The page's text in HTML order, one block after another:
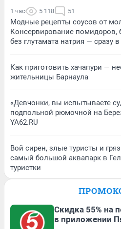
1 час 5 118 51
Модные рецепты соусов от
Консервирование помидоров,
без глутамата натрия — сразу
Как приготовить хачапури —
жительницы Барнаула
«Девчонки, вы испытываете
подпольной рюмочной на
YA62.RU
Вой сирен, злые туристы и
самый большой аквапарк в
туристки
Скидка 55% на
в приложении